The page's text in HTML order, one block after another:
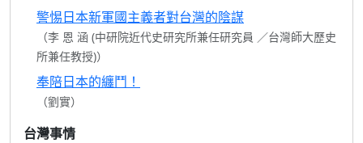
警惕日本新軍國主義者對台灣的陰謀
（李 恩 涵 (中研院近代史研究所兼任研究員 ／台灣師大歷史
所兼任教授)）
奉陪日本的纏鬥！
（劉實）
台灣事情